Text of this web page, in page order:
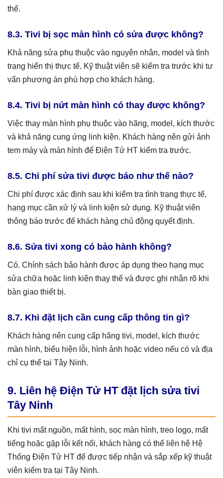
thế.
8.3. Tivi bị sọc màn hình có sửa được không?
Khả năng sửa phụ thuộc vào nguyên nhân, model và tình
trạng hiển thị thực tế. Kỹ thuật viên sẽ kiểm tra trước khi tư
vấn phương án phù hợp cho khách hàng.
8.4. Tivi bị nứt màn hình có thay được không?
Việc thay màn hình phụ thuộc vào hãng, model, kích thước
và khả năng cung ứng linh kiện. Khách hàng nên gửi ảnh
tem máy và màn hình để Điện Tử HT kiểm tra trước.
8.5. Chi phí sửa tivi được báo như thế nào?
Chi phí được xác định sau khi kiểm tra tình trạng thực tế,
hạng mục cần xử lý và linh kiện sử dụng. Kỹ thuật viên
thông báo trước để khách hàng chủ động quyết định.
8.6. Sửa tivi xong có bảo hành không?
Có. Chính sách bảo hành được áp dụng theo hạng mục
sửa chữa hoặc linh kiện thay thế và được ghi nhận rõ khi
bàn giao thiết bị.
8.7. Khi đặt lịch cần cung cấp thông tin gì?
Khách hàng nên cung cấp hãng tivi, model, kích thước
màn hình, biểu hiện lỗi, hình ảnh hoặc video nếu có và địa
chỉ cụ thể tại Tây Ninh.
9. Liên hệ Điện Tử HT đặt lịch sửa tivi
Tây Ninh
Khi tivi mất nguồn, mất hình, sọc màn hình, treo logo, mất
tiếng hoặc gặp lỗi kết nối, khách hàng có thể liên hệ Hệ
Thống Điện Tử HT để được tiếp nhận và sắp xếp kỹ thuật
viên kiểm tra tại Tây Ninh.